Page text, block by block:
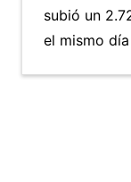
subió un
el mismo